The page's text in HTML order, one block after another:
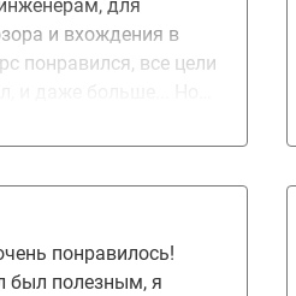
для
и вхождения в
понравился, все цели
понравилось!
был полезным, я